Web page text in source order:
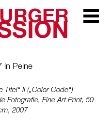
Zur
in Peine
Titel“ II („Color Code“)
Fotografie, Fine Art Print, 50
2007